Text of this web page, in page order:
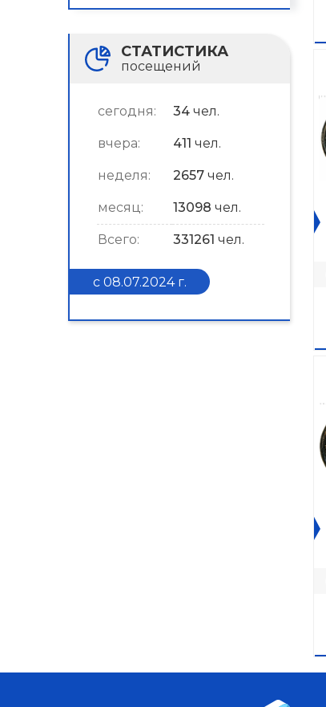
СТАТИСТИКА
посещений
сегодня: 34 чел.
вчера: 411 чел.
неделя: 2657 чел.
месяц: 13098 чел.
Всего: 331261 чел.
с 08.07.2024 г.